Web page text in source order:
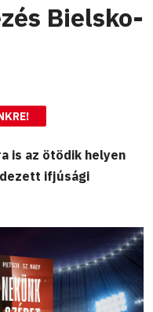
Bielsko-
is az ötödik helyen
ifjúsági